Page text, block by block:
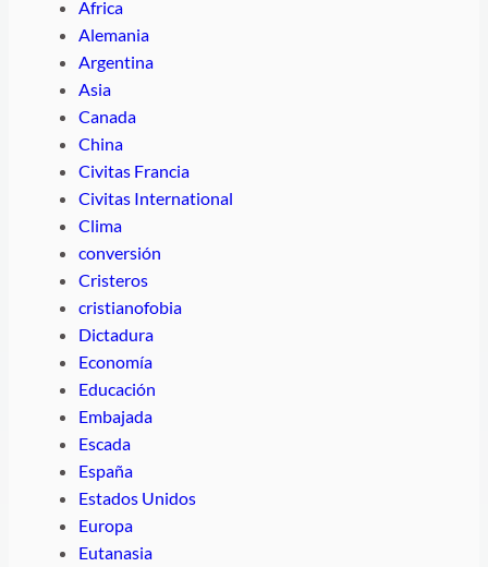
Africa
Alemania
Argentina
Asia
Canada
China
Civitas Francia
Civitas International
Clima
conversión
Cristeros
cristianofobia
Dictadura
Economía
Educación
Embajada
Escada
España
Estados Unidos
Europa
Eutanasia